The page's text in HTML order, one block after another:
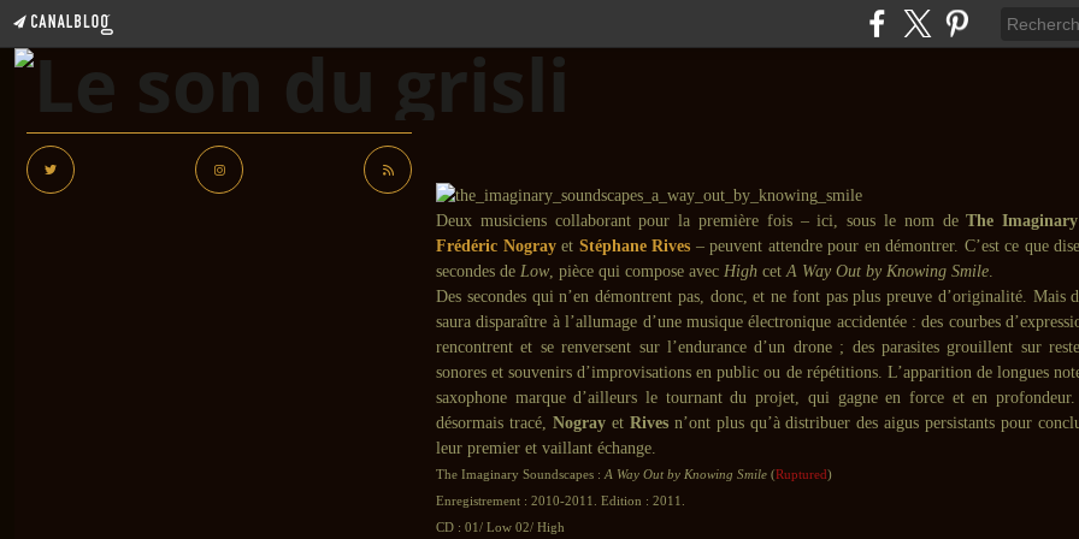
Deux musiciens collaborant pour la première fois – ici, sous le nom deThe Imaginary
Frédéric Nogray et Stéphane Rives – peuvent attendre pour en démontrer. C’est ce que
secondes de Low, pièce qui compose avec High cetA Way Out by Knowing Smile.
Des secondes qui n’en démontrent pas, donc, et ne font pas plus preuve d’originalité. Mais
saura disparaître à l’allumage d’une musique électronique accidentée : des courbes
rencontrent et se renversent sur l’endurance d’un drone ; des parasites grouillent sur
sonores et souvenirs d’improvisations en public ou de répétitions. L’apparition de longues
saxophone marque d’ailleurs le tournant du projet, qui gagne en force et en
désormais tracé, Nogray et Rives n’ont plus qu’à distribuer des aigus persistants pour
leur premier et vaillant échange.
The Imaginary Soundscapes : A Way Out by Knowing Smile (Ruptured)
Enregistrement : 2010-2011. Edition : 2011.
CD : 01/ Low 02/ High